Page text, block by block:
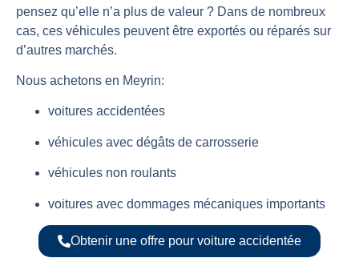
pensez qu’elle n’a plus de valeur ? Dans de nombreux
cas, ces véhicules peuvent être exportés ou réparés sur
d’autres marchés.
Nous achetons en Meyrin:
voitures accidentées
véhicules avec dégâts de carrosserie
véhicules non roulants
voitures avec dommages mécaniques importants
Obtenir une offre pour voiture accidentée